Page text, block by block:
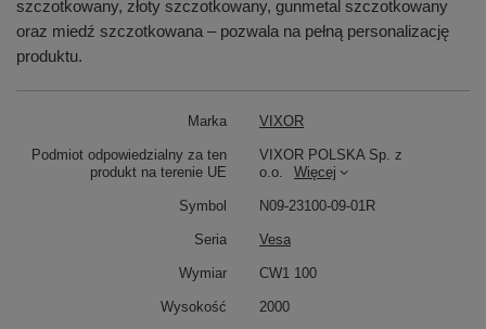
szczotkowany, złoty szczotkowany, gunmetal szczotkowany
oraz miedź szczotkowana – pozwala na pełną personalizację
produktu.
Marka VIXOR
Podmiot odpowiedzialny za ten
produkt na terenie UE
VIXOR POLSKA Sp. z
o.o.
Więcej
Symbol N09-23100-09-01R
Seria Vesa
Wymiar CW1 100
Wysokość 2000